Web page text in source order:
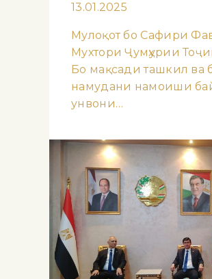
13.01.2025
Мулоқот бо Сафири
Мухтори Ҷумҳурии
Бо мақсади ташкил ва
намудани намоиши
унвони…